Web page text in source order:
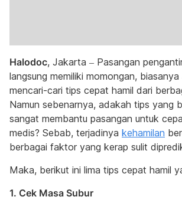
Halodoc, Jakarta – Pasangan
langsung memiliki momongan,
mencari-cari tips cepat hamil dari
Namun sebenarnya, adakah tips yang
sangat membantu pasangan untuk
medis? Sebab, terjadinya kehamilan
berbagai faktor yang kerap sulit
Maka, berikut ini lima tips cepat hamil
1. Cek Masa Subur